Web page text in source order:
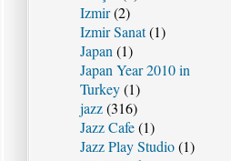
Izmir(2)
Izmir Sanat(1)
Japan (1)
Japan Year 2010 in
Turkey(1)
jazz(316)
Jazz Cafe(1)
Jazz Play Studio(1)